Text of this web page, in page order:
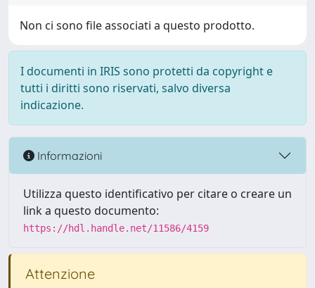
Non ci sono file associati a questo prodotto.
I documenti in IRIS sono protetti da copyright e
tutti i diritti sono riservati, salvo diversa
indicazione.
Informazioni
Utilizza questo identificativo per citare o creare un
link a questo documento:
https://hdl.handle.net/11586/4159
Attenzione